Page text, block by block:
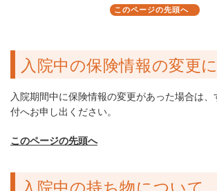
このページの先頭へ
入院中の保険情報の変更
入院期間中に保険情報の変更があった場合は
付へお申し出ください。
このページの先頭へ